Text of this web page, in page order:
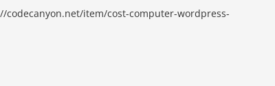
codecanyon.net/item/cost-computer-wordpress-